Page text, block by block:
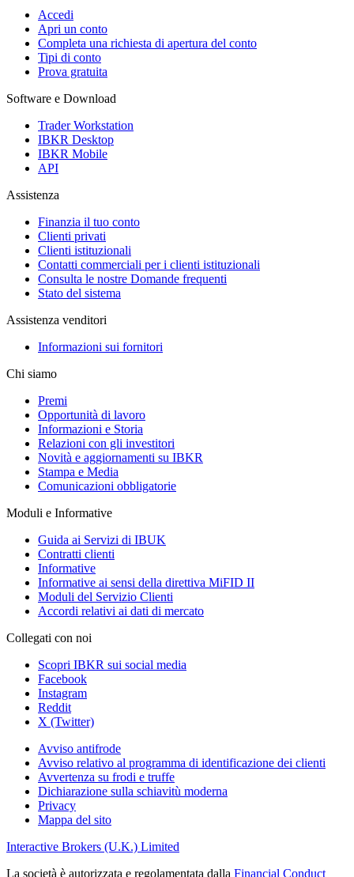
Accedi
Apri un conto
Completa una richiesta di apertura del conto
Tipi di conto
Prova gratuita
Software e Download
Trader Workstation
IBKR Desktop
IBKR Mobile
API
Assistenza
Finanzia il tuo conto
Clienti privati
Clienti istituzionali
Contatti commerciali per i clienti istituzionali
Consulta le nostre Domande frequenti
Stato del sistema
Assistenza venditori
Informazioni sui fornitori
Chi siamo
Premi
Opportunità di lavoro
Informazioni e Storia
Relazioni con gli investitori
Novità e aggiornamenti su IBKR
Stampa e Media
Comunicazioni obbligatorie
Moduli e Informative
Guida ai Servizi di IBUK
Contratti clienti
Informative
Informative ai sensi della direttiva MiFID II
Moduli del Servizio Clienti
Accordi relativi ai dati di mercato
Collegati con noi
Scopri IBKR sui social media
Facebook
Instagram
Reddit
X (Twitter)
Avviso antifrode
Avviso relativo al programma di identificazione dei clienti
Avvertenza su frodi e truffe
Dichiarazione sulla schiavitù moderna
Privacy
Mappa del sito
Interactive Brokers (U.K.) Limited
La società è autorizzata e regolamentata dalla Financial Conduct